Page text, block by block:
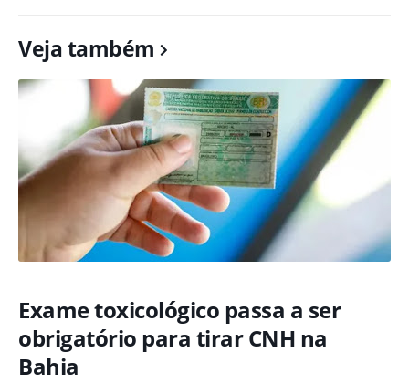
Veja também
Exame toxicológico passa a ser
obrigatório para tirar CNH na
Bahia